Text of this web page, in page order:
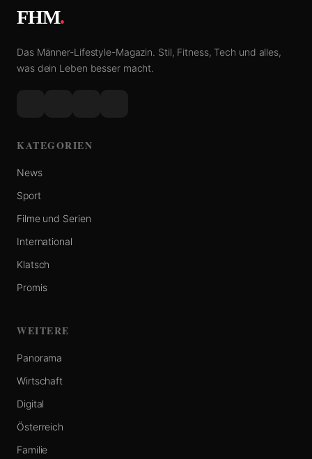
FHM.
Das Männer-Lifestyle-Magazin. Stil, Fitness, Tech und alles,
was dein Leben besser macht.
KATEGORIEN
News
Sport
Filme und Serien
International
Klatsch
Promis
WEITERE
Panorama
Wirtschaft
Digital
Österreich
Familie